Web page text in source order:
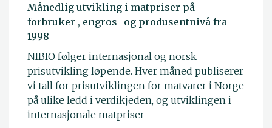
Månedlig utvikling i matpriser på
forbruker-, engros- og produsentnivå fra
1998
NIBIO følger internasjonal og norsk
prisutvikling løpende. Hver måned publiserer
vi tall for prisutviklingen for matvarer i Norge
på ulike ledd i verdikjeden, og utviklingen i
internasjonale matpriser